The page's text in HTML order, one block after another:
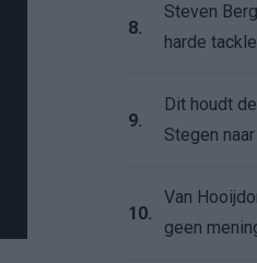
8.
Steven
harde
9.
Dit houdt
Stegen
10.
Van
geen